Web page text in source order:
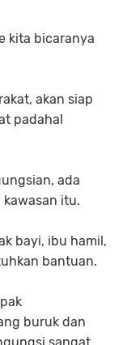
kita bicaranya
akan siap
padahal
ada
itu.
bayi, ibu hamil,
bantuan.
buruk dan